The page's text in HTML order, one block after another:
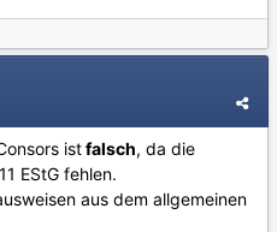
istfalsch, da die
EStG fehlen.
aus dem allgemeinen